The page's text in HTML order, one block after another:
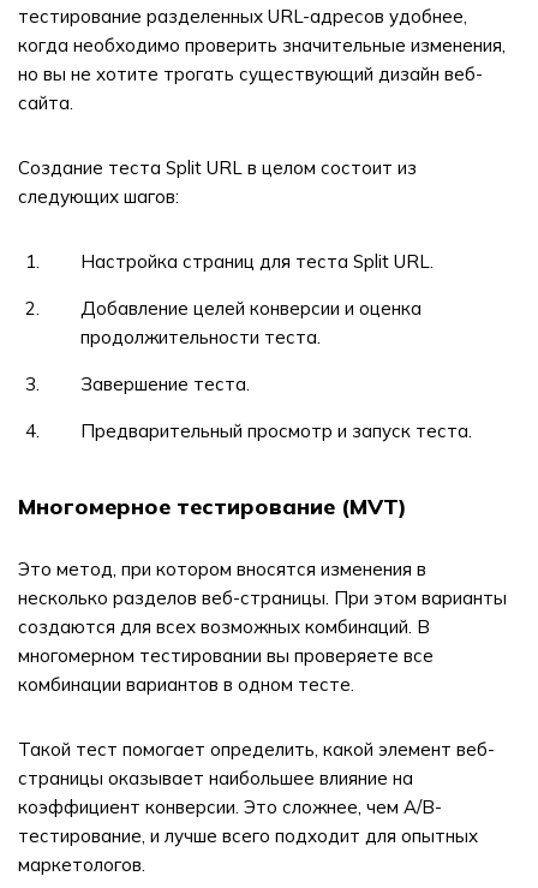
тестирование разделенных URL-адресов удобнее,
когда необходимо проверить значительные изменения,
но вы не хотите трогать существующий дизайн веб-
сайта.
Создание теста Split URL в целом состоит из
следующих шагов:
Настройка страниц для теста Split URL.
Добавление целей конверсии и оценка
продолжительности теста.
Завершение теста.
Предварительный просмотр и запуск теста.
Многомерное тестирование (MVT)
Это метод, при котором вносятся изменения в
несколько разделов веб-страницы. При этом варианты
создаются для всех возможных комбинаций. В
многомерном тестировании вы проверяете все
комбинации вариантов в одном тесте.
Такой тест помогает определить, какой элемент веб-
страницы оказывает наибольшее влияние на
коэффициент конверсии. Это сложнее, чем A/B-
тестирование, и лучше всего подходит для опытных
маркетологов.